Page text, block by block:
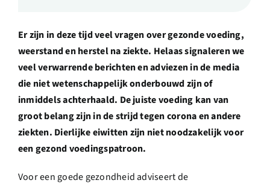
Doneren
Shop
English
Er zijn in deze tijd veel vragen over gezonde voeding,
weerstand en herstel na ziekte. Helaas signaleren we
veel verwarrende berichten en adviezen in de media
die niet wetenschappelijk onderbouwd zijn of
inmiddels achterhaald. De juiste voeding kan van
groot belang zijn in de strijd tegen corona en andere
ziekten. Dierlijke eiwitten zijn niet noodzakelijk voor
een gezond voedingspatroon.
Voor een goede gezondheid adviseert de